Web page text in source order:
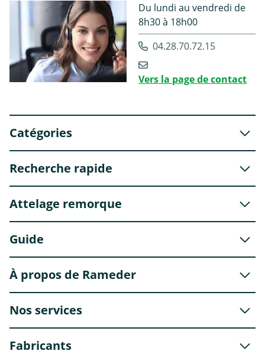
Du lundi au vendredi de
8h30 à 18h00
04.28.70.72.15
Vers la page de contact
Catégories
Recherche rapide
Attelage remorque
Guide
À propos de Rameder
Nos services
Fabricants